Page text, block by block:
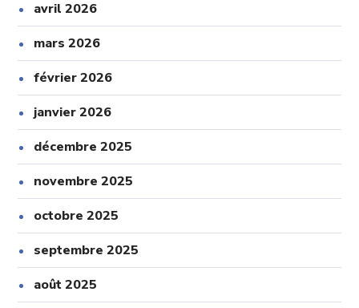
avril 2026
mars 2026
février 2026
janvier 2026
décembre 2025
novembre 2025
octobre 2025
septembre 2025
août 2025